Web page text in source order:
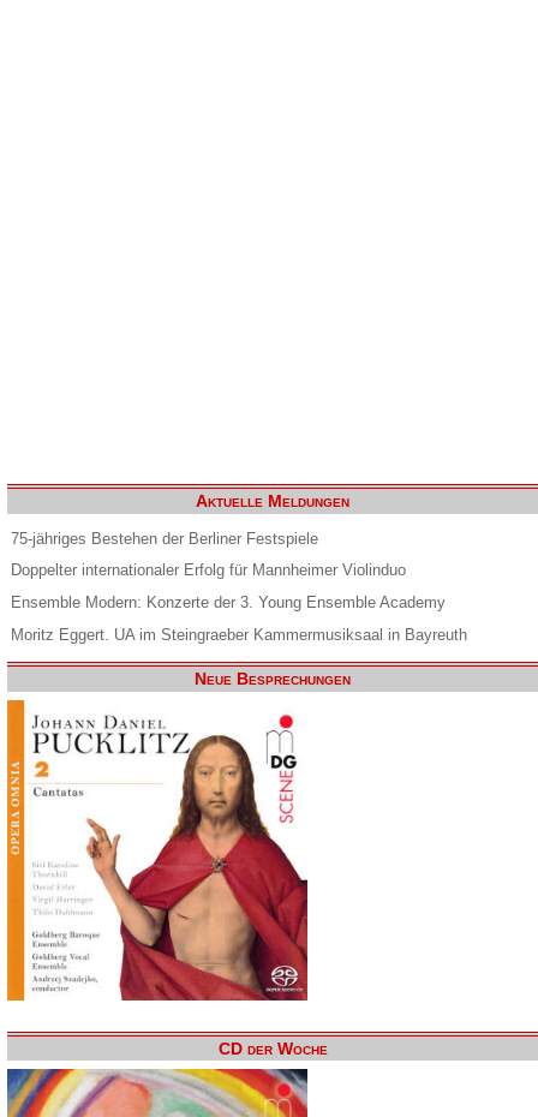
Aktuelle Meldungen
75-jähriges Bestehen der Berliner Festspiele
Doppelter internationaler Erfolg für Mannheimer Violinduo
Ensemble Modern: Konzerte der 3. Young Ensemble Academy
Moritz Eggert. UA im Steingraeber Kammermusiksaal in Bayreuth
Neue Besprechungen
CD der Woche